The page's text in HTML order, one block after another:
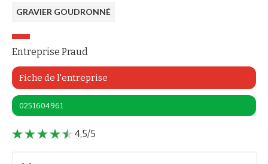
GRAVIER GOUDRONNÉ
Entreprise Praud
Fiche de l'entreprise
0251604961
4,5/5